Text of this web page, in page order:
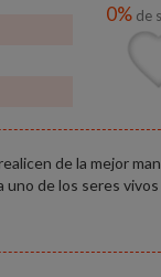
0% de
de la mejor
uno de los seres